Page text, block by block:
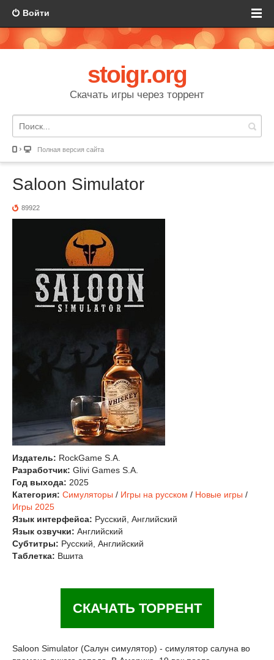
Войти
stoigr.org
Скачать игры через торрент
Полная версия сайта
Saloon Simulator
89922
Издатель: RockGame S.A.
Разработчик: Glivi Games S.A.
Год выхода: 2025
Категория: Симуляторы / Игры на русском / Новые игры /
Игры 2025
Язык интерфейса: Русский, Английский
Язык озвучки: Английский
Субтитры: Русский, Английский
Таблетка: Вшита
СКАЧАТЬ ТОРРЕНТ
Saloon Simulator (Салун симулятор) - симулятор салуна во